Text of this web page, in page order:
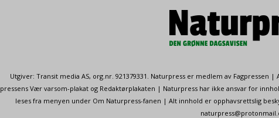
Utgiver: Transit media AS, org.nr. 921379331. Naturpress er medlem av
pressens Vær varsom-plakat og Redaktørplakaten | Naturpress har ikke ansvar for
leses fra menyen under Om Naturpress-fanen | Alt innhold er opphavsrettslig